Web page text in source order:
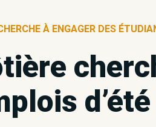
À ENGAGER DES
d’été